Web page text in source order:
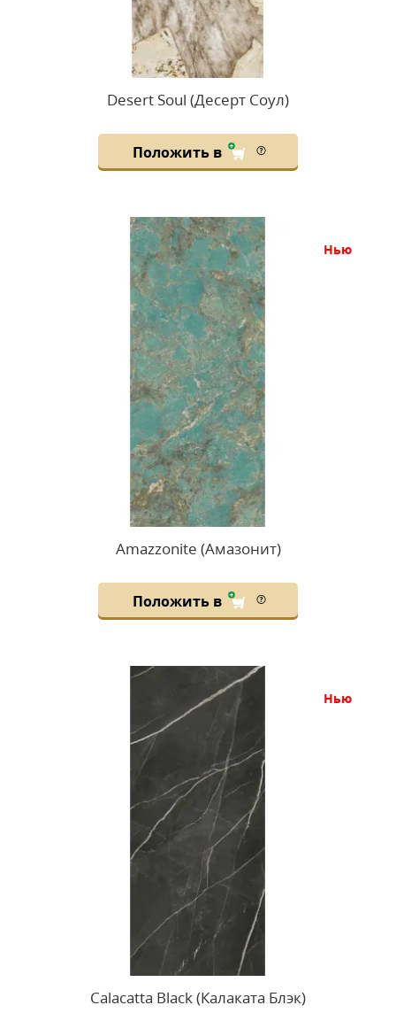
Desert Soul (Десерт Соул)
Положить в
нью
Amazzonite (Амазонит)
Положить в
нью
Calacatta Black (Калаката Блэк)